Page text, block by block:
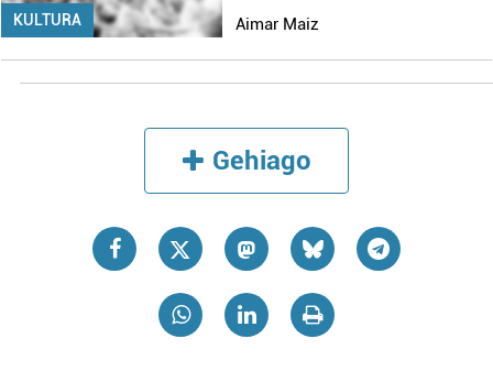
KULTURA Aimar Maiz
Gehiago